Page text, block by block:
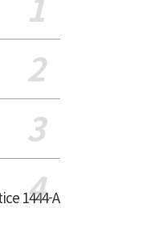
1444-A